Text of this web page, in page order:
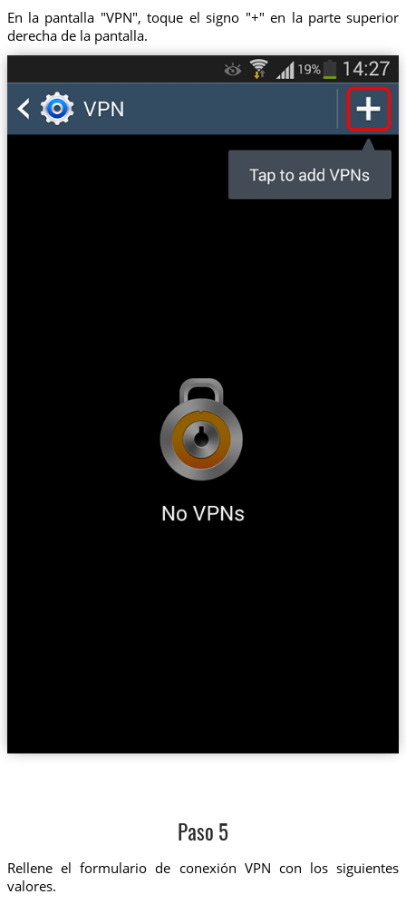
En la pantalla "VPN", toque el signo "+" en la parte superior
derecha de la pantalla.
Paso 5
Rellene el formulario de conexión VPN con los siguientes
valores.